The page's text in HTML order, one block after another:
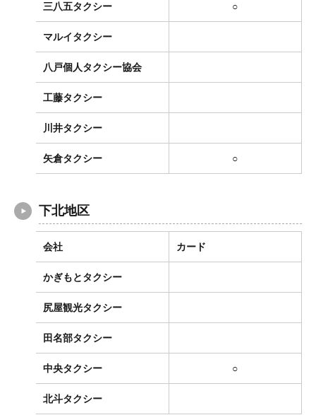
三八五タクシー ○
マルイタクシー
八戸個人タクシー協会
工藤タクシー
川井タクシー
矢倉タクシー ○
下北地区
会社 カード
かぎもとタクシー
尻屋観光タクシー
田名部タクシー
中央タクシー ○
北斗タクシー